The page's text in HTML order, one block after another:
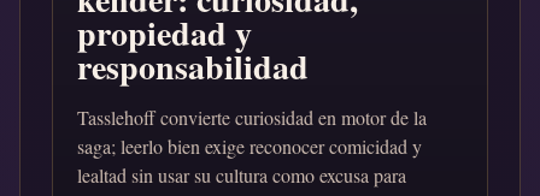
propiedad y
responsabilidad
Tasslehoff convierte curiosidad en motor de la
saga; leerlo bien exige reconocer comicidad y
lealtad sin usar su cultura como excusa para